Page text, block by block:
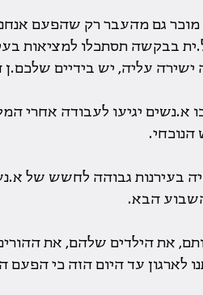
גם מהעבר רק שהפעם
בבקשה תסתכלו למציאות
עליה, יש בידיים
א.נשים יגיעו לעבודה אחרי
הנוכחי.
בעירנות גבוהה לחשש של
הבא.
את הילדים שלהם, את
לארגון עד היום הזה כי הפעם